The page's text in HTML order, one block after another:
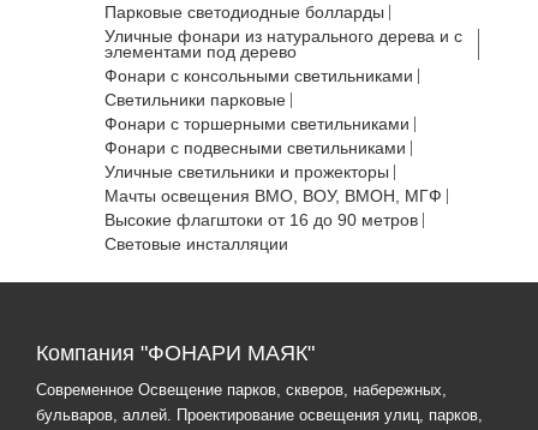
Парковые светодиодные болларды
Уличные фонари из натурального дерева и с
элементами под дерево
Фонари с консольными светильниками
Светильники парковые
Фонари с торшерными светильниками
Фонари с подвесными светильниками
Уличные светильники и прожекторы
Мачты освещения ВМО, ВОУ, ВМОН, МГФ
Высокие флагштоки от 16 до 90 метров
Световые инсталляции
Компания "ФОНАРИ МАЯК"
Современное Освещение парков, скверов, набережных,
бульваров, аллей. Проектирование освещения улиц, парков,